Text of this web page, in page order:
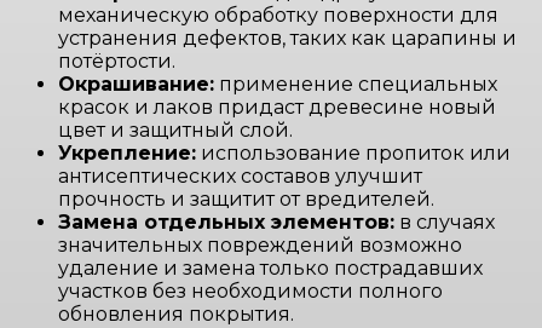
механическую обработку поверхности для
устранения дефектов, таких как царапины и
потёртости.
Окрашивание: применение специальных
красок и лаков придаст древесине новый
цвет и защитный слой.
Укрепление: использование пропиток или
антисептических составов улучшит
прочность и защитит от вредителей.
Замена отдельных элементов: в случаях
значительных повреждений возможно
удаление и замена только пострадавших
участков без необходимости полного
обновления покрытия.